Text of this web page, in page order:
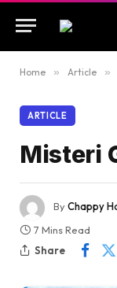
Home » Article »
ARTICLE
Misteri
ByChappy
7 Mins Read
Share